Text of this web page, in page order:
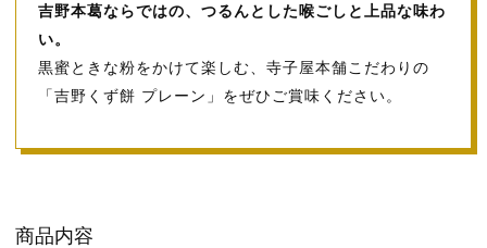
吉野本葛ならではの、つるんとした喉ごしと上品な味わ
い。
黒蜜ときな粉をかけて楽しむ、寺子屋本舗こだわりの
「吉野くず餅 プレーン」をぜひご賞味ください。
商品内容